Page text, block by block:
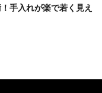
手入れが楽で若く見え